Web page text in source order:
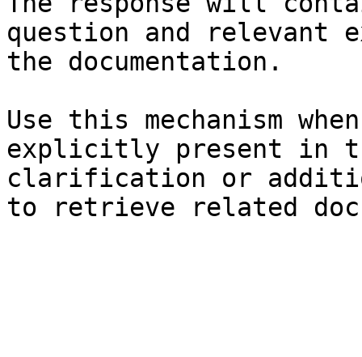
question and relevant
the documentation.
Use this mechanism
explicitly present in
clarification or